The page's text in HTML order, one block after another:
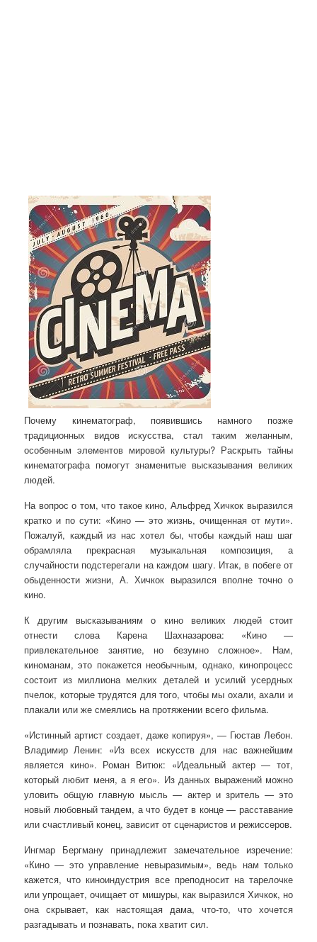
Почему кинематограф, появившись намного позже
традиционных видов искусства, стал таким желанным,
особенным элементов мировой культуры? Раскрыть тайны
кинематографа помогут знаменитые высказывания великих
людей.
На вопрос о том, что такое кино, Альфред Хичкок выразился
кратко и по сути: «Кино — это жизнь, очищенная от мути».
Пожалуй, каждый из нас хотел бы, чтобы каждый наш шаг
обрамляла прекрасная музыкальная композиция, а
случайности подстерегали на каждом шагу. Итак, в побеге от
обыденности жизни, А. Хичкок выразился вполне точно о
кино.
К другим высказываниям о кино великих людей стоит
отнести слова Карена Шахназарова: «Кино —
привлекательное занятие, но безумно сложное». Нам,
киноманам, это покажется необычным, однако, кинопроцесс
состоит из миллиона мелких деталей и усилий усердных
пчелок, которые трудятся для того, чтобы мы охали, ахали и
плакали или же смеялись на протяжении всего фильма.
«Истинный артист создает, даже копируя», — Гюстав Лебон.
Владимир Ленин: «Из всех искусств для нас важнейшим
является кино». Роман Витюк: «Идеальный актер — тот,
который любит меня, а я его». Из данных выражений можно
уловить общую главную мысль — актер и зритель — это
новый любовный тандем, а что будет в конце — расставание
или счастливый конец, зависит от сценаристов и режиссеров.
Ингмар Бергману принадлежит замечательное изречение:
«Кино — это управление невыразимым», ведь нам только
кажется, что киноиндустрия все преподносит на тарелочке
или упрощает, очищает от мишуры, как выразился Хичкок, но
она скрывает, как настоящая дама, что-то, что хочется
разгадывать и познавать, пока хватит сил.